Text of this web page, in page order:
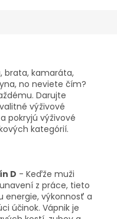
brata, kamaráta,
no neviete čím?
Darujte
výživové
pokryjú výživové
kategórií.
D - Keďže muži
z práce, tieto
energie, výkonnosť a
účinok. Vápnik je